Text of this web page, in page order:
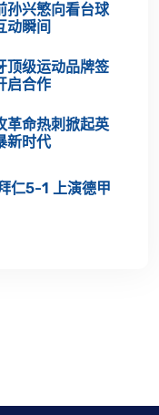
孙兴慜向看台球
动瞬间
顶级运动品牌签
启合作
革命热刺掀起英
新时代
仁5-1 上演德甲